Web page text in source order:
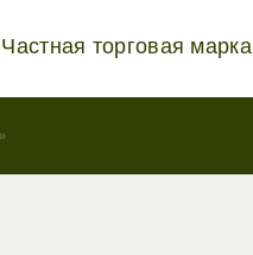
Частная торговая марка